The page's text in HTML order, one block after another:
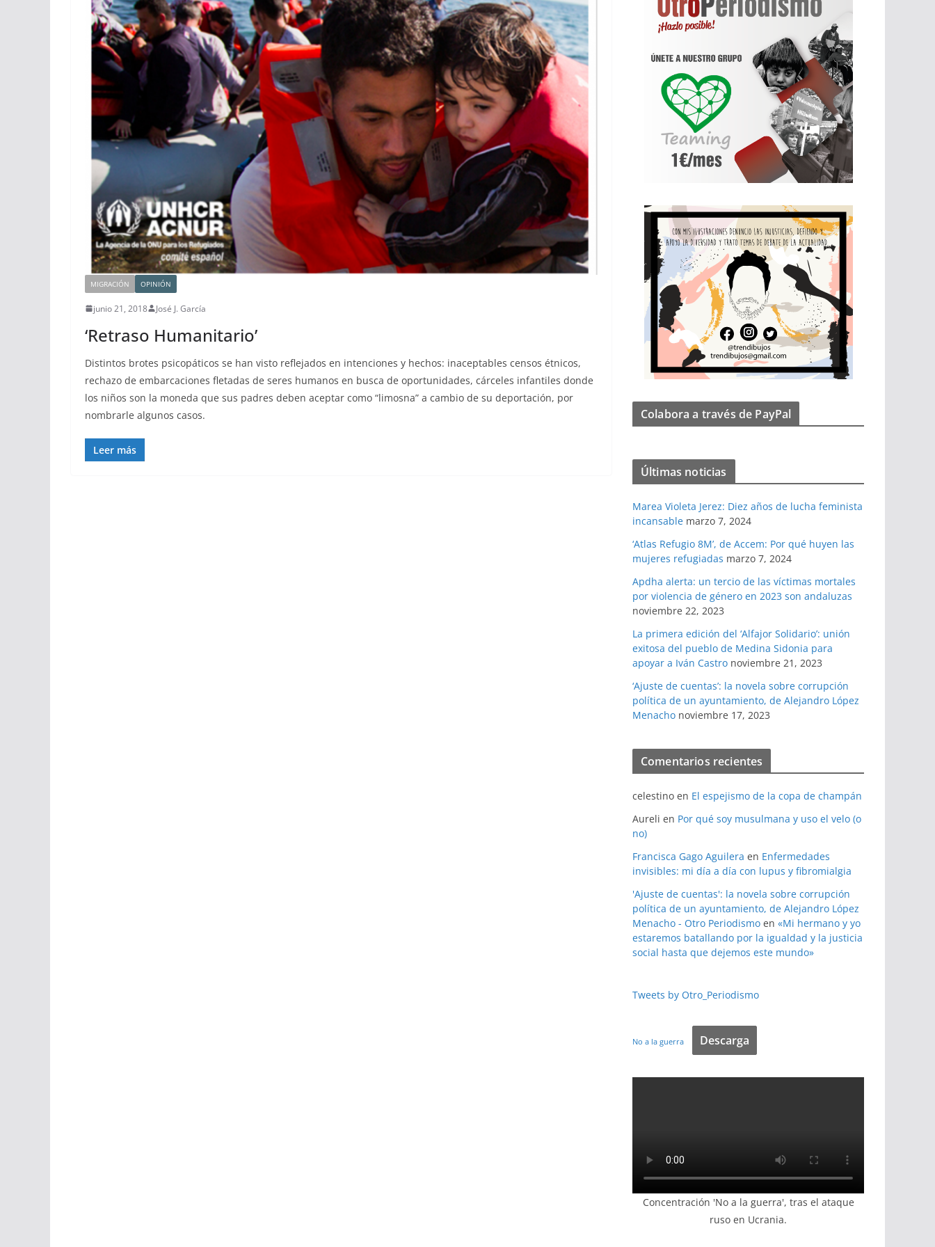
MIGRACIÓN OPINIÓN
junio 21, 2018 José J. García
‘Retraso Humanitario’
Distintos brotes psicopáticos se han visto reflejados en intenciones y hechos: inaceptables censos étnicos,
rechazo de embarcaciones fletadas de seres humanos en busca de oportunidades, cárceles infantiles donde
los niños son la moneda que sus padres deben aceptar como “limosna” a cambio de su deportación, por
nombrarle algunos casos.
Leer más
Colabora a través de PayPal
Últimas noticias
Marea Violeta Jerez: Diez años de lucha feminista
incansable marzo 7, 2024
‘Atlas Refugio 8M’, de Accem: Por qué huyen las
mujeres refugiadas marzo 7, 2024
Apdha alerta: un tercio de las víctimas mortales
por violencia de género en 2023 son andaluzas
noviembre 22, 2023
La primera edición del ‘Alfajor Solidario’: unión
exitosa del pueblo de Medina Sidonia para
apoyar a Iván Castro noviembre 21, 2023
‘Ajuste de cuentas’: la novela sobre corrupción
política de un ayuntamiento, de Alejandro López
Menacho noviembre 17, 2023
Comentarios recientes
celestino en El espejismo de la copa de champán
Aureli en Por qué soy musulmana y uso el velo (o
no)
Francisca Gago Aguilera en Enfermedades
invisibles: mi día a día con lupus y fibromialgia
'Ajuste de cuentas': la novela sobre corrupción
política de un ayuntamiento, de Alejandro López
Menacho - Otro Periodismo en «Mi hermano y yo
estaremos batallando por la igualdad y la justicia
social hasta que dejemos este mundo»
Tweets by Otro_Periodismo
No a la guerra Descarga
Concentración 'No a la guerra', tras el ataque
ruso en Ucrania.